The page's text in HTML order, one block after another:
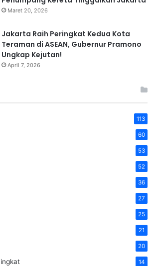
Maret 20, 2026
Jakarta Raih Peringkat Kedua Kota
Teraman di ASEAN, Gubernur Pramono
Ungkap Kejutan!
April 7, 2026
113
60
53
52
36
27
25
21
20
14